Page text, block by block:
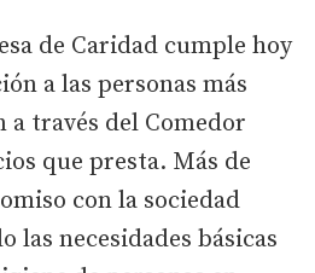
de Caridad cumple hoy
a las personas más
a través del Comedor
que presta. Más de
con la sociedad
las necesidades básicas